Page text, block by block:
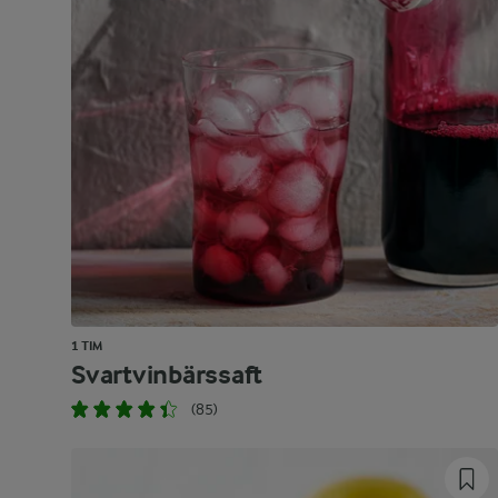
1 TIM
Svartvinbärssaft
(85)